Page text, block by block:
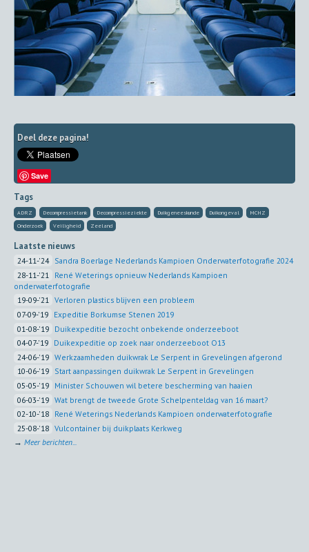
Deel deze pagina!
Save
Tags
ADRZ Decompressietank Decompressieziekte Duikgeneeskunde Duikongeval
MCHZ
Onderzoek
Veiligheid Zeeland
Laatste nieuws
24-11-'24 Sandra Boerlage Nederlands Kampioen Onderwaterfotografie 2024
28-11-'21
René Weterings opnieuw Nederlands Kampioen
onderwaterfotografie
19-09-'21 Verloren plastics blijven een probleem
07-09-'19 Expeditie Borkumse Stenen 2019
01-08-'19 Duikexpeditie bezocht onbekende onderzeeboot
04-07-'19 Duikexpeditie op zoek naar onderzeeboot O13
24-06-'19 Werkzaamheden duikwrak Le Serpent in Grevelingen afgerond
10-06-'19 Start aanpassingen duikwrak Le Serpent in Grevelingen
05-05-'19 Minister Schouwen wil betere bescherming van haaien
06-03-'19 Wat brengt de tweede Grote Schelpenteldag van 16 maart?
02-10-'18 René Weterings Nederlands Kampioen onderwaterfotografie
25-08-'18 Vulcontainer bij duikplaats Kerkweg
→ Meer berichten...